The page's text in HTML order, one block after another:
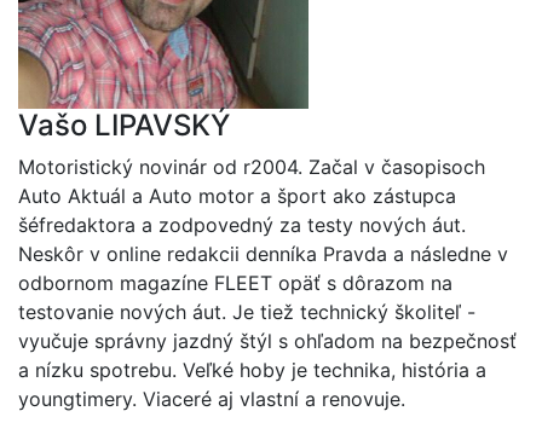
Vašo LIPAVSKÝ
Motoristický novinár od r2004. Začal v časopisoch
Auto Aktuál a Auto motor a šport ako zástupca
šéfredaktora a zodpovedný za testy nových áut.
Neskôr v online redakcii denníka Pravda a následne v
odbornom magazíne FLEET opäť s dôrazom na
testovanie nových áut. Je tiež technický školiteľ -
vyučuje správny jazdný štýl s ohľadom na bezpečnosť
a nízku spotrebu. Veľké hoby je technika, história a
youngtimery. Viaceré aj vlastní a renovuje.